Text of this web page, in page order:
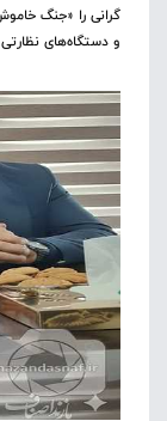
گرانی را «جنگ
و دستگاه‌های